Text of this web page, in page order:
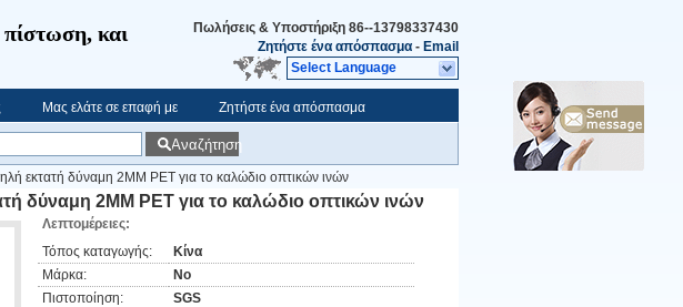
και Πωλήσεις & Υποστήριξη 86--13798337430
Ζητήστε ένα απόσπασμα - Email
Select Language
Μας ελάτε σε επαφή με Ζητήστε ένα απόσπασμα
Αναζήτηση
εκτατή δύναμη 2MM PET για το καλώδιο οπτικών ινών
δύναμη 2MM PET για το καλώδιο οπτικών ινών
Λεπτομέρειες:
Τόπος καταγωγής:
Κίνα
Μάρκα:
No
Πιστοποίηση:
SGS